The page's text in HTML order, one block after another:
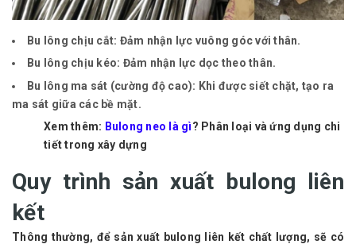
Bu lông chịu cắt: Đảm nhận lực vuông góc với thân.
Bu lông chịu kéo: Đảm nhận lực dọc theo thân.
Bu lông ma sát (cường độ cao): Khi được siết chặt, tạo ra
ma sát giữa các bề mặt.
Xem thêm: Bulong neo là gì? Phân loại và ứng dụng chi
tiết trong xây dựng
Quy trình sản xuất bulong liên
kết
Thông thường, để sản xuất bulong liên kết chất lượng, sẽ có